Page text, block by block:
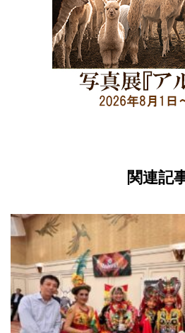
関連記